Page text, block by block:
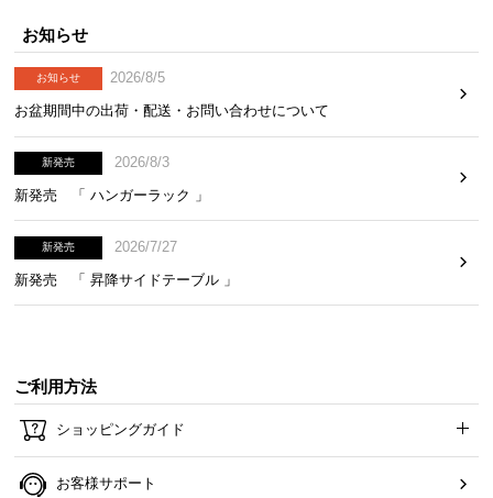
お知らせ
お知らせ
2026/8/5
お盆期間中の出荷・配送・お問い合わせについて
新発売
2026/8/3
新発売 「 ハンガーラック 」
新発売
2026/7/27
新発売 「 昇降サイドテーブル 」
ご利用方法
ショッピングガイド
お客様サポート